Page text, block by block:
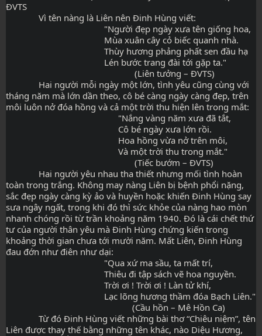
ĐVTS
              Vì tên nàng là Liên nên Đinh Hùng viết:
                                          "Người đẹp ngày xưa tên giống hoa,
                                          Mùa xuân cây cỏ biếc quanh nhà.
                                          Thùy hương phảng phất sen đầu hạ
                                          Lén bước trang đài tới gặp ta."
                                                       (Liên tưởng – ĐVTS)
tháng năm mà lớn dần theo, cô bé càng ngày càng đẹp, trên
môi luôn nở đóa hồng và cả một trời thu hiện lên trong mắt:
                                                "Nắng vàng năm xưa đã tắt,
                                                Cô bé ngày xưa lớn rồi.
                                                Hoa hồng vừa nở trên môi,
                                                Và một trời thu trong mắt."
                                                       (Tiếc bướm – ĐVTS)
toàn trong trắng. Không may nàng Liên bị bệnh phổi nặng,
sắc đẹp ngày càng kỳ ảo và huyền hoặc khiến Đinh Hùng say
sưa ngây ngất, trong khi đó thì sức khỏe của nàng hao mòn
nhanh chóng rồi từ trần khoảng năm 1940. Đó là cái chết thứ
tư của người thân yêu mà Đinh Hùng chứng kiến trong
khoảng thời gian chưa tới mười năm. Mất Liên, Đinh Hùng
đau đớn như điên như dại:
                                          "Qua xứ ma sầu, ta mất trí,
                                          Thiêu đi tập sách vẽ hoa nguyền.
                                          Trời ơi ! Trời ơi ! Làn tử khí,
                                          Lạc lõng hương thầm đóa Bạch Liên."
                                                      (Cầu hồn – Mê Hồn Ca)
Liên được thay thế bằng những tên khác, nào Diệu Hương,